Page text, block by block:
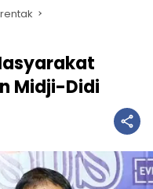
Midji-Didi